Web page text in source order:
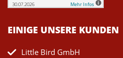
EINIGE UNSERE KUNDEN
Little Bird GmbH